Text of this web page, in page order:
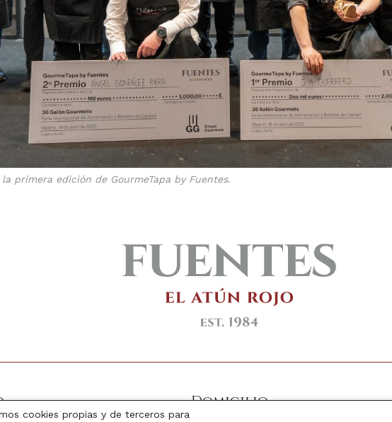
primera edición de GourmeTapa by Fuentes.
Domicilio
cookies propias y de terceros para